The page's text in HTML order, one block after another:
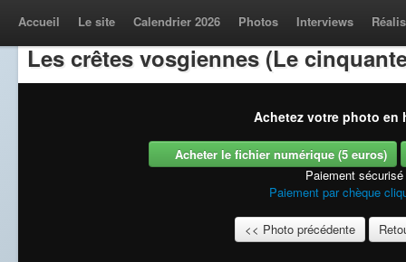
Accueil Le site Calendrier 2026 Photos Interviews
Les crêtes vosgiennes (Le
Achetez votre photo en
Acheter le fichier numérique (5 euros)
Paiement
Paiement par chèque
<< Photo précédente